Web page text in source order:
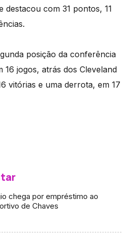
destacou com 31 pontos, 11
posição da conferência
16 jogos, atrás dos Cleveland
vitórias e uma derrota, em 17
chega por empréstimo ao
de Chaves